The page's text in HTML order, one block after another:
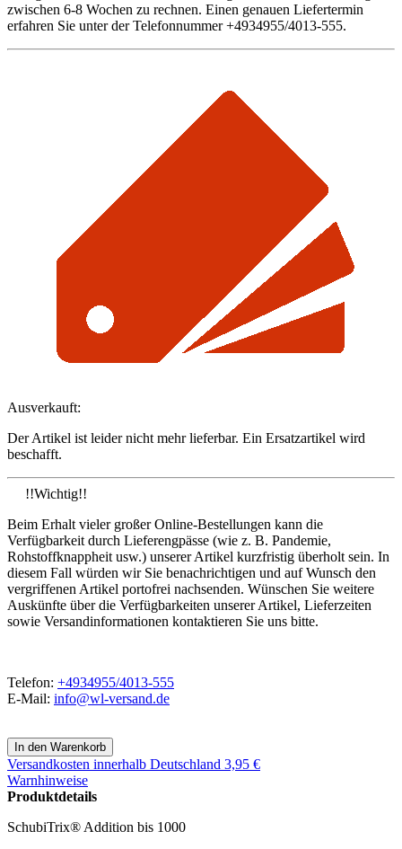
zwischen 6-8 Wochen zu rechnen. Einen genauen Liefertermin
erfahren Sie unter der Telefonnummer +4934955/4013-555.
Ausverkauft:
Der Artikel ist leider nicht mehr lieferbar. Ein Ersatzartikel wird
beschafft.
!!Wichtig!!
Beim Erhalt vieler großer Online-Bestellungen kann die
Verfügbarkeit durch Lieferengpässe (wie z. B. Pandemie,
Rohstoffknappheit usw.) unserer Artikel kurzfristig überholt sein. In
diesem Fall würden wir Sie benachrichtigen und auf Wunsch den
vergriffenen Artikel portofrei nachsenden. Wünschen Sie weitere
Auskünfte über die Verfügbarkeiten unserer Artikel, Lieferzeiten
sowie Versandinformationen kontaktieren Sie uns bitte.
Telefon: +4934955/4013-555
E-Mail: info@wl-versand.de
Versandkosten innerhalb Deutschland 3,95 €
Warnhinweise
Produktdetails
SchubiTrix® Addition bis 1000